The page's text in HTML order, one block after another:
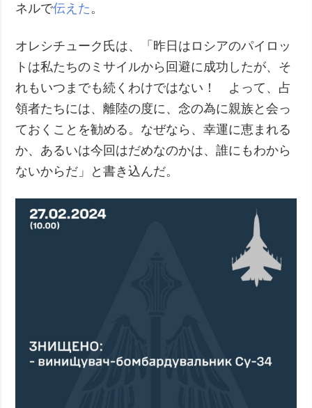
ネルで伝えた 。
オレシチューク氏は、「昨日はロシアのパイロッ
トは私たちのミサイルから回避に成功したが、そ
れもいつまでも続くわけではない！ よって、占
領者たちには、離陸の度に、念の為に親族と会っ
ておくことを勧める。なぜなら、幸運に恵まれる
か、あるいは今回はだめなのかは、誰にもわから
ないからだ」と書き込んだ。